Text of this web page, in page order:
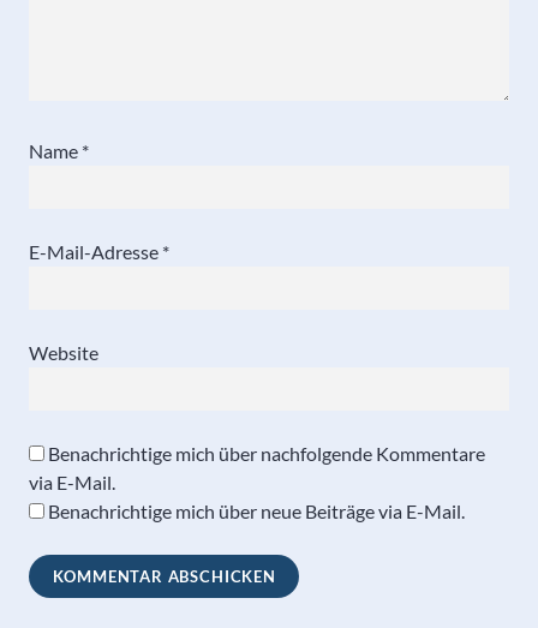
Name *
E-Mail-Adresse *
Website
Benachrichtige mich über nachfolgende Kommentare
via E-Mail.
Benachrichtige mich über neue Beiträge via E-Mail.